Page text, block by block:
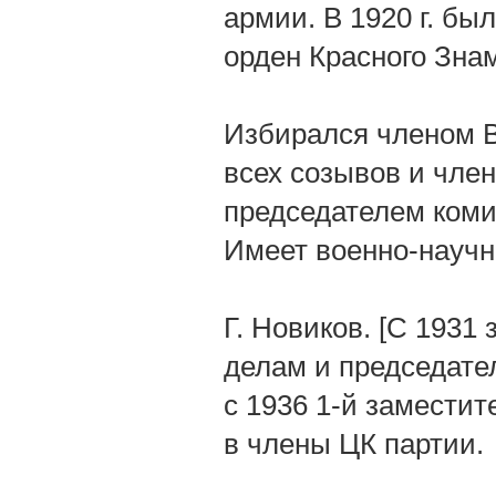
армии. В 1920 г.
орден Красного
Избирался членом
всех созывов и
председателем
Имеет военно-
Г. Новиков. [С 1931
делам и
с 1936 1-й
в члены ЦК партии.